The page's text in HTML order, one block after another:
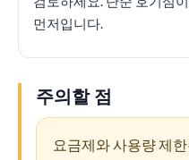
먼저입니다.
주의할 점
요금제와 사용량 제